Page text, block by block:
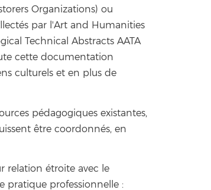
Organizations) ou
par l'Art and Humanities
Technical Abstracts AATA
cette documentation
culturels et en plus de
pédagogiques existantes,
être coordonnés, en
relation étroite avec le
pratique professionnelle :